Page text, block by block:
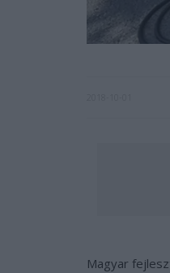
Magyar